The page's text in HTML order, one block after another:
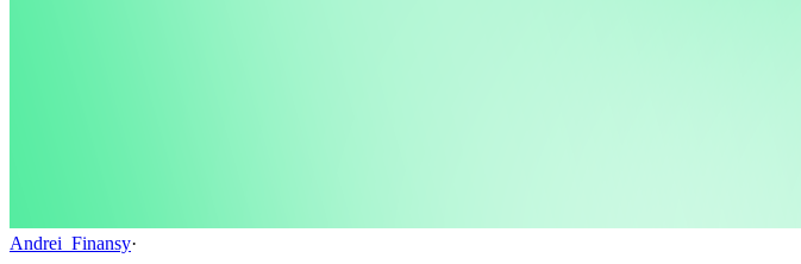
Andrei_Finansy·